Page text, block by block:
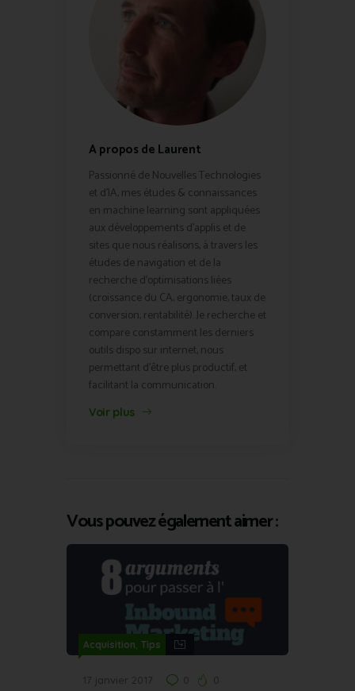
A propos de Laurent
Passionné de Nouvelles Technologies
et d'IA, mes études & connaissances
en machine learning sont appliquées
aux développements d'applis et de
sites que nous réalisons, à travers les
études de navigation et de la
recherche d'optimisations liées
(croissance du CA, ergonomie, taux de
conversion, rentabilité). Je recherche et
compare constamment les derniers
outils dispo sur internet, nous
permettant d'être plus productif, et
facilitant la communication.
Voir plus
Vous pouvez également aimer :
Acquisition, Tips
17 janvier 2017 0 0